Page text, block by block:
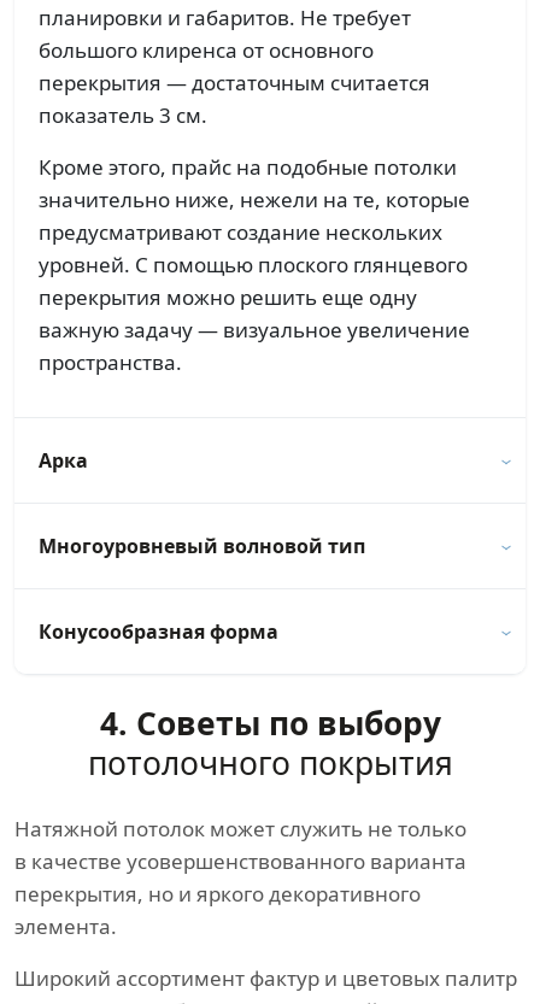
планировки и габаритов. Не требует
большого клиренса от основного
перекрытия — достаточным считается
показатель 3 см.
Кроме этого, прайс на подобные потолки
значительно ниже, нежели на те, которые
предусматривают создание нескольких
уровней. С помощью плоского глянцевого
перекрытия можно решить еще одну
важную задачу — визуальное увеличение
пространства.
Арка
Многоуровневый волновой тип
Конусообразная форма
4. Советы по выбору
потолочного покрытия
Натяжной потолок может служить не только
в качестве усовершенствованного варианта
перекрытия, но и яркого декоративного
элемента.
Широкий ассортимент фактур и цветовых палитр